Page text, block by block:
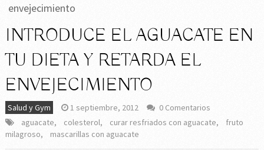
envejecimiento
INTRODUCE EL AGUACATE EN
TU DIETA Y RETARDA EL
ENVEJECIMIENTO
Salud y Gym 1 septiembre, 2012
0 Comentarios
aguacate, colesterol, curar resfriados con aguacate,
fruto
milagroso, mascarillas con aguacate